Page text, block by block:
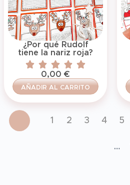
¿Por qué Rudolf
tiene la nariz roja?
0,00 €
AÑADIR AL CARRITO
1 2 3 4 5
…